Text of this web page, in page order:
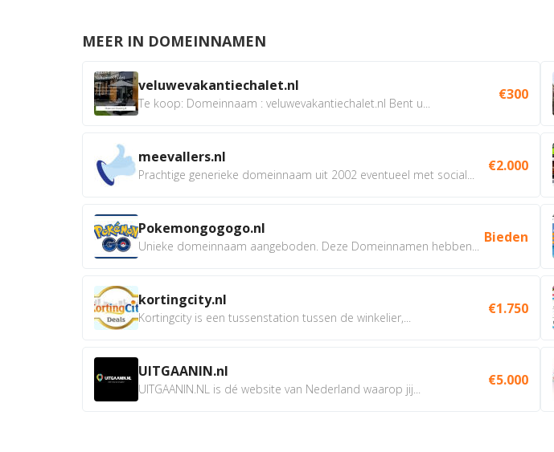
MEER IN DOMEINNAMEN
veluwevakantiechalet.nl
Te koop: Domeinnaam : veluwevakantiechalet.nl Bent u...
€300
meevallers.nl
Prachtige generieke domeinnaam uit 2002 eventueel met social...
€2.000
Pokemongogogo.nl
Unieke domeinnaam aangeboden. Deze Domeinnamen hebben...
Bieden
kortingcity.nl
Kortingcity is een tussenstation tussen de winkelier,...
€1.750
UITGAANIN.nl
UITGAANIN.NL is dé website van Nederland waarop jij...
€5.000